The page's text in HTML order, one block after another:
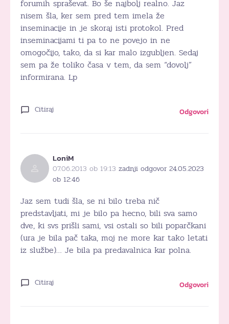
forumih spraševat. Bo še najbolj realno. Jaz
nisem šla, ker sem pred tem imela že
inseminacije in je skoraj isti protokol. Pred
inseminacijami ti pa to ne povejo in ne
omogočijo, tako, da si kar malo izgubljen. Sedaj
sem pa že toliko časa v tem, da sem “dovolj”
informirana. Lp
Citiraj Odgovori
LoniM
07.06.2013 ob 19:13 zadnji odgovor 24.05.2023
ob 12:46
Jaz sem tudi šla, se ni bilo treba nič
predstavljati, mi je bilo pa hecno, bili sva samo
dve, ki svs prišli sami, vsi ostali so bili poparčkani
(ura je bila pač taka, moj ne more kar tako letati
iz službe)… Je bila pa predavalnica kar polna.
Citiraj Odgovori